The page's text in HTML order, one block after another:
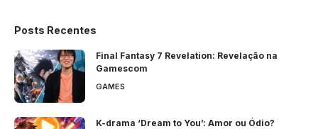
Posts Recentes
Final Fantasy 7 Revelation: Revelação na
Gamescom
GAMES
K-drama ‘Dream to You’: Amor ou Ódio?